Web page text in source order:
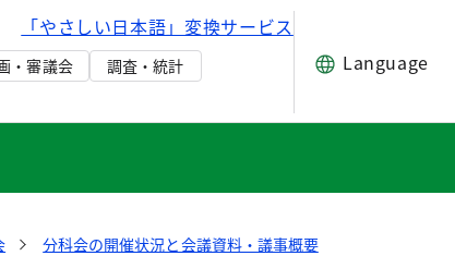
「やさしい日本語」変換サービス
・審議会
調査・統計
Language
分科会の開催状況と会議資料・議事概要